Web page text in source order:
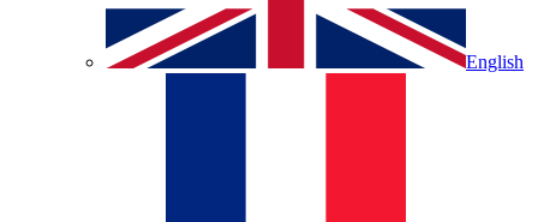
English